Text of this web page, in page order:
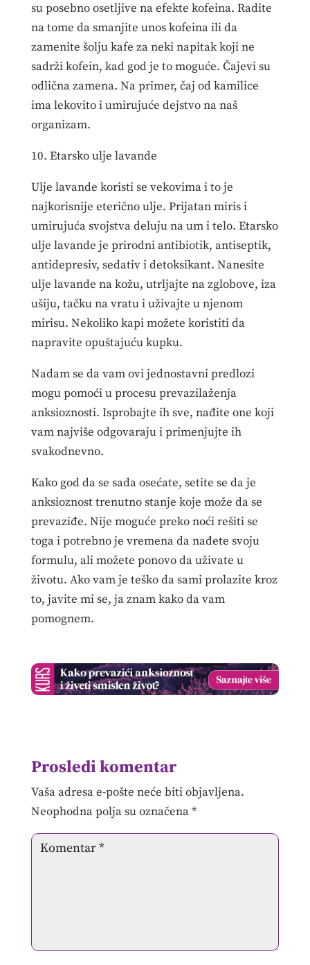
su posebno osetljive na efekte kofeina. Radite
na tome da smanjite unos kofeina ili da
zamenite šolju kafe za neki napitak koji ne
sadrži kofein, kad god je to moguće. Čajevi su
odlična zamena. Na primer, čaj od kamilice
ima lekovito i umirujuće dejstvo na naš
organizam.
10. Etarsko ulje lavande
Ulje lavande koristi se vekovima i to je
najkorisnije eterično ulje. Prijatan miris i
umirujuća svojstva deluju na um i telo. Etarsko
ulje lavande je prirodni antibiotik, antiseptik,
antidepresiv, sedativ i detoksikant. Nanesite
ulje lavande na kožu, utrljajte na zglobove, iza
ušiju, tačku na vratu i uživajte u njenom
mirisu. Nekoliko kapi možete koristiti da
napravite opuštajuću kupku.
Nadam se da vam ovi jednostavni predlozi
mogu pomoći u procesu prevazilaženja
anksioznosti. Isprobajte ih sve, nađite one koji
vam najviše odgovaraju i primenjujte ih
svakodnevno.
Kako god da se sada osećate, setite se da je
anksioznost trenutno stanje koje može da se
prevaziđe. Nije moguće preko noći rešiti se
toga i potrebno je vremena da nađete svoju
formulu, ali možete ponovo da uživate u
životu. Ako vam je teško da sami prolazite kroz
to, javite mi se, ja znam kako da vam
pomognem.
Prosledi komentar
Vaša adresa e-pošte neće biti objavljena.
Neophodna polja su označena*